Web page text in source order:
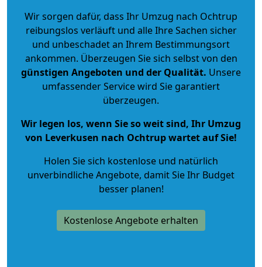
Wir sorgen dafür, dass Ihr Umzug nach Ochtrup
reibungslos verläuft und alle Ihre Sachen sicher
und unbeschadet an Ihrem Bestimmungsort
ankommen. Überzeugen Sie sich selbst von den
günstigen Angeboten und der Qualität. Unsere
umfassender Service wird Sie garantiert
überzeugen.
Wir legen los, wenn Sie so weit sind, Ihr Umzug
von Leverkusen nach Ochtrup wartet auf Sie!
Holen Sie sich kostenlose und natürlich
unverbindliche Angebote, damit Sie Ihr Budget
besser planen!
Kostenlose Angebote erhalten